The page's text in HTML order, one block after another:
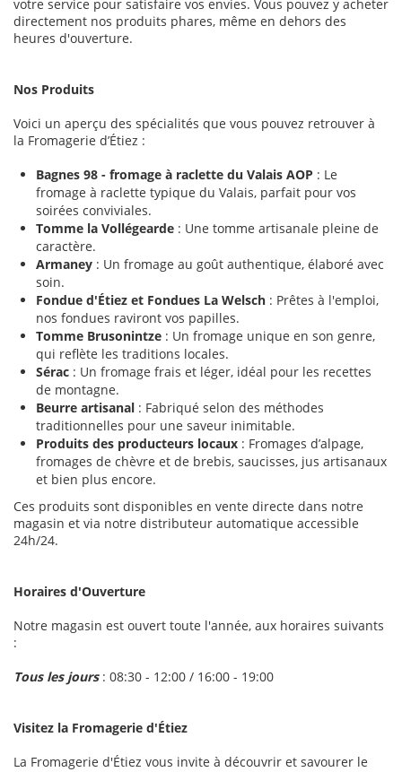
votre service pour satisfaire vos envies. Vous pouvez y acheter
directement nos produits phares, même en dehors des
heures d'ouverture.
Nos Produits
Voici un aperçu des spécialités que vous pouvez retrouver à
la Fromagerie d’Étiez :
Bagnes 98 - fromage à raclette du Valais AOP : Le
fromage à raclette typique du Valais, parfait pour vos
soirées conviviales.
Tomme la Vollégearde : Une tomme artisanale pleine de
caractère.
Armaney : Un fromage au goût authentique, élaboré avec
soin.
Fondue d'Étiez et Fondues La Welsch : Prêtes à l'emploi,
nos fondues raviront vos papilles.
Tomme Brusonintze : Un fromage unique en son genre,
qui reflète les traditions locales.
Sérac : Un fromage frais et léger, idéal pour les recettes
de montagne.
Beurre artisanal : Fabriqué selon des méthodes
traditionnelles pour une saveur inimitable.
Produits des producteurs locaux : Fromages d’alpage,
fromages de chèvre et de brebis, saucisses, jus artisanaux
et bien plus encore.
Ces produits sont disponibles en vente directe dans notre
magasin et via notre distributeur automatique accessible
24h/24.
Horaires d'Ouverture
Notre magasin est ouvert toute l'année, aux horaires suivants
:
Tous les jours : 08:30 - 12:00 / 16:00 - 19:00
Visitez la Fromagerie d'Étiez
La Fromagerie d'Étiez vous invite à découvrir et savourer le